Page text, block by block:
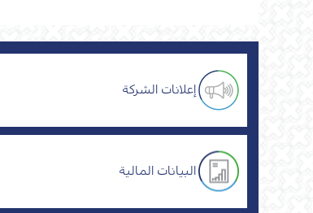
إعلانات الشركة
البيانات المالية